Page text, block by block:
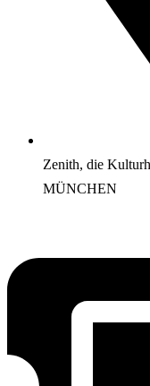
Zenith, die
MÜNCHEN